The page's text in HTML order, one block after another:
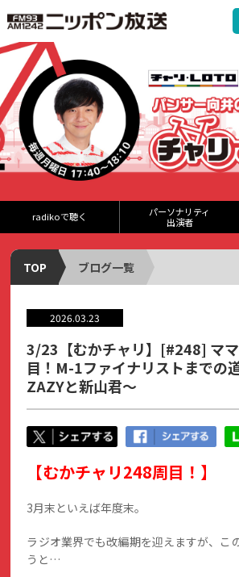
radikoで聴く
パーソナリティ
出演者
TOP ブログ一覧
2026.03.23
3/23【むかチャリ】[#248] マ
目！M-1ファイナリストまでの
ZAZYと新山君～
【むかチャリ248周目！】
3月末といえば年度末。
ラジオ業界でも改編期を迎えますが、こ
うと…